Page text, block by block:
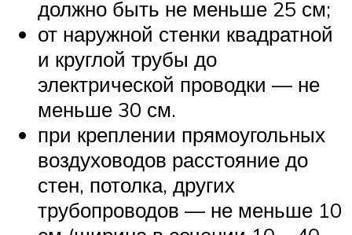
должно быть не меньше 25 см;
от наружной стенки квадратной
и круглой трубы до
электрической проводки — не
меньше 30 см.
при креплении прямоугольных
воздуховодов расстояние до
стен, потолка, других
трубопроводов — не меньше 10